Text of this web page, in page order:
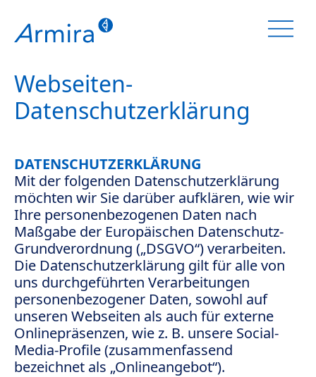
Inhalt
springen
Webseiten-
Datenschutzerklärung
DATENSCHUTZERKLÄRUNG
Mit der folgenden Datenschutzerklärung
möchten wir Sie darüber aufklären, wie wir
Ihre personenbezogenen Daten nach
Maßgabe der Europäischen Datenschutz-
Grundverordnung („DSGVO“) verarbeiten.
Die Datenschutzerklärung gilt für alle von
uns durchgeführten Verarbeitungen
personenbezogener Daten, sowohl auf
unseren Webseiten als auch für externe
Onlinepräsenzen, wie z. B. unsere Social-
Media-Profile (zusammenfassend
bezeichnet als „Onlineangebot“).